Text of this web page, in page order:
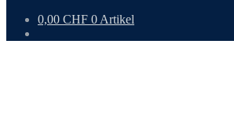
0,00 CHF 0 Artikel